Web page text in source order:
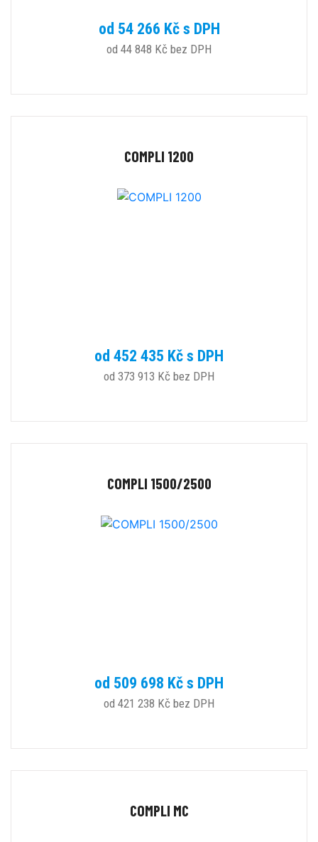
od 54 266 Kč s DPH
od 44 848 Kč bez DPH
COMPLI 1200
od 452 435 Kč s DPH
od 373 913 Kč bez DPH
COMPLI 1500/2500
od 509 698 Kč s DPH
od 421 238 Kč bez DPH
COMPLI MC